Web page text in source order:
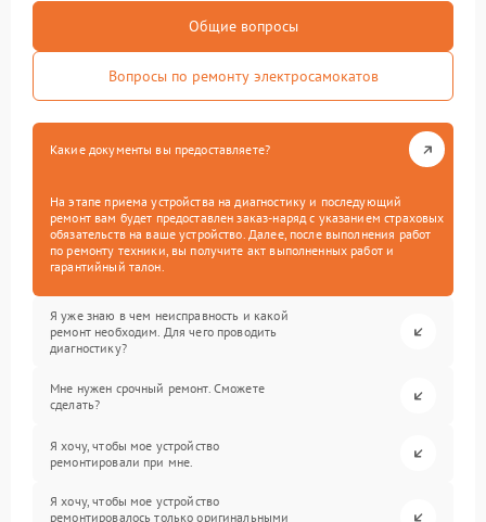
Общие вопросы
Вопросы по ремонту электросамокатов
Какие документы вы предоставляете?
На этапе приема устройства на диагностику и последующий
ремонт вам будет предоставлен заказ-наряд с указанием страховых
обязательств на ваше устройство. Далее, после выполнения работ
по ремонту техники, вы получите акт выполненных работ и
гарантийный талон.
Я уже знаю в чем неисправность и какой
ремонт необходим. Для чего проводить
диагностику?
Мне нужен срочный ремонт. Сможете
сделать?
Я хочу, чтобы мое устройство
ремонтировали при мне.
Я хочу, чтобы мое устройство
ремонтировалось только оригинальными